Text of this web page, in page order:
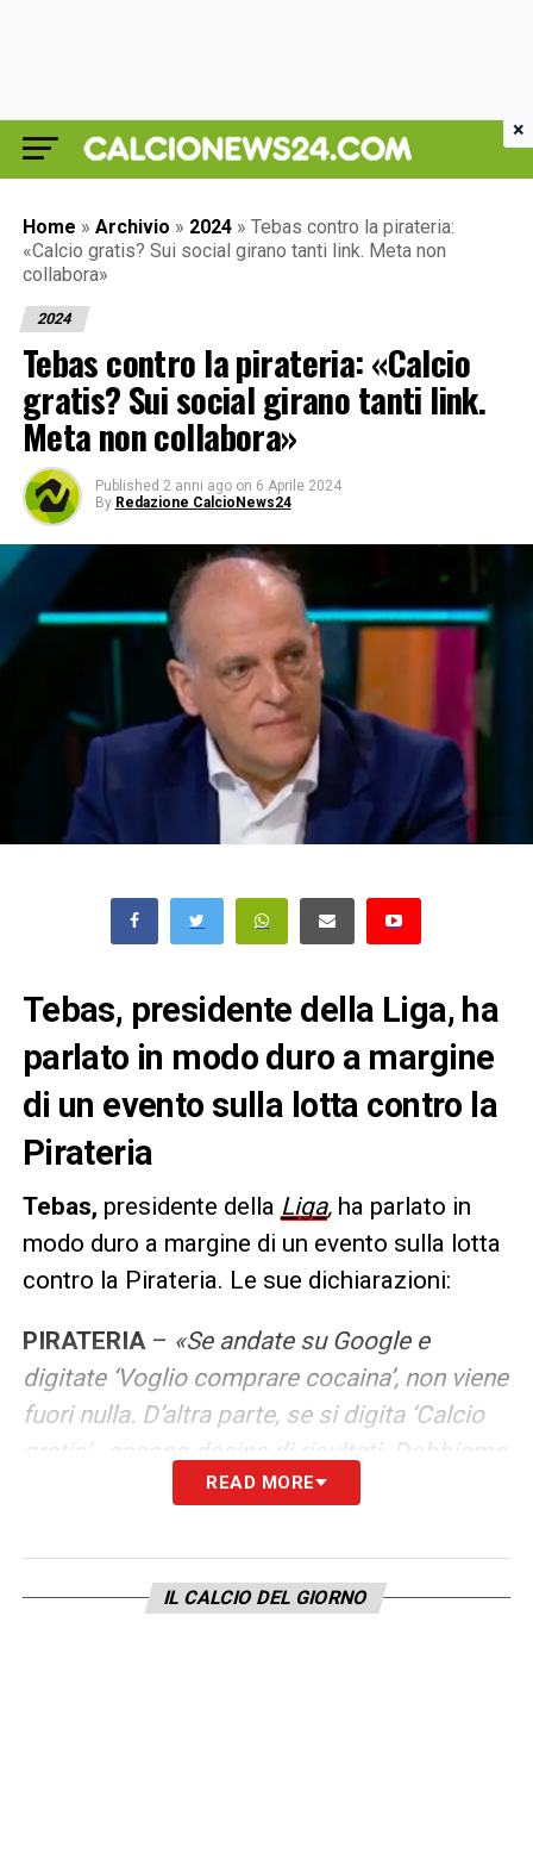
Home » Archivio » 2024 » Tebas contro la pirateria:
«Calcio gratis? Sui social girano tanti link. Meta non
collabora»
2024
Tebas contro la pirateria: «Calcio
gratis? Sui social girano tanti link.
Meta non collabora»
Published 2 anni ago on 6 Aprile 2024
By Redazione CalcioNews24
Tebas, presidente della Liga, ha
parlato in modo duro a margine
di un evento sulla lotta contro la
Pirateria
Tebas, presidente della Liga,ha parlato in
modo duro a margine di un evento sulla lotta
contro la Pirateria. Le sue dichiarazioni:
PIRATERIA – «Se andate su Google e
digitate ‘Voglio comprare cocaina’, non viene
fuori nulla. D’altra parte, se si digita ‘Calcio
gratis’ , escono decine di risultati. Dobbiamo
combattere la pirateria, perché se ci rubano
aumento quasi del 20%, sono miliardi di euro
che stiamo perdendo. Su Telegram e
READ MORE
IL CALCIO DEL GIORNO
×